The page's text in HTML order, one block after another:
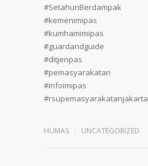
#SetahunBerdampak
#kemenimipas
#kumhamimipas
#guardandguide
#ditjenpas
#pemasyarakatan
#infoimipas
#rsupemasyarakatanjakarta
HUMAS UNCATEGORIZED